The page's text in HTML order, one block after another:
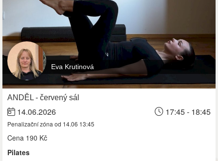
Eva Krutinová
ANDĚL - červený sál
14.06.2026 17:45 - 18:45
Penalizační zóna od 14.06 13:45
Cena 190 Kč
Pilates